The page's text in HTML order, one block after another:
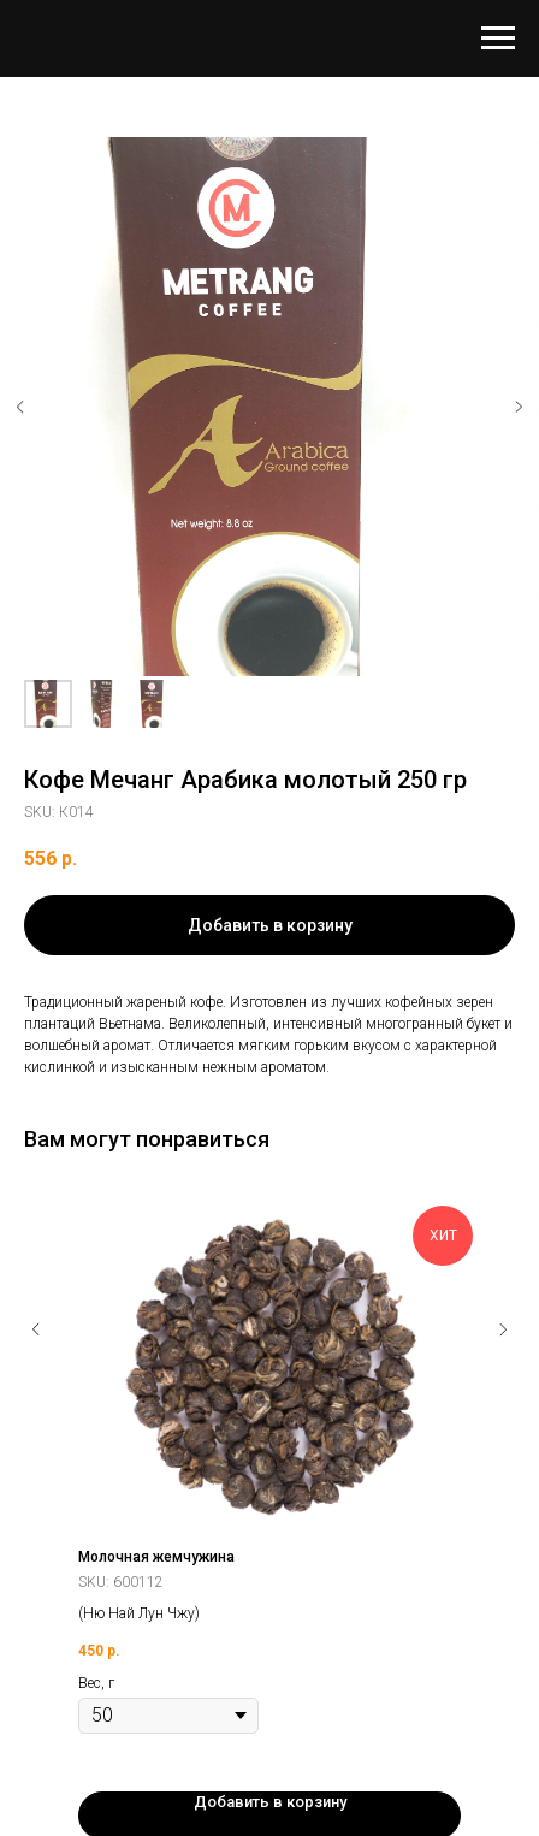
Кофе Мечанг Арабика молотый 250 гр
SKU: К014
556 р.
Добавить в корзину
Традиционный жареный кофе. Изготовлен из лучших кофейных зерен
плантаций Вьетнама. Великолепный, интенсивный многогранный букет и
волшебный аромат. Отличается мягким горьким вкусом с характерной
кислинкой и изысканным нежным ароматом.
Вам могут понравиться
ХИТ
Молочная жемчужина
SKU: 600112
(Ню Най Лун Чжу)
450 р.
Вес, г
Добавить в корзину